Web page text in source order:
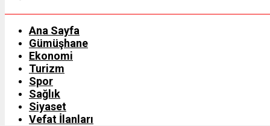
Ana Sayfa
Gümüşhane
Ekonomi
Turizm
Spor
Sağlık
Siyaset
Vefat İlanları